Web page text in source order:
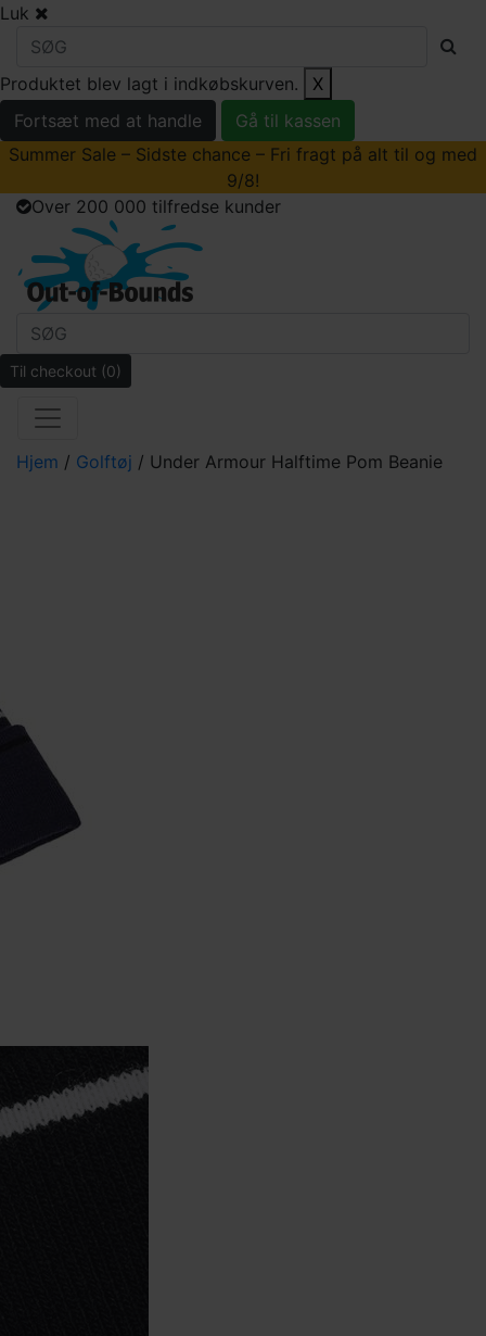
Luk
Produktet blev lagt i indkøbskurven.
X
Fortsæt med at handle
Gå til kassen
Summer Sale – Sidste chance – Fri fragt på alt til og med
9/8!
Over 200 000 tilfredse kunder
Til checkout (0)
Hjem / Golftøj / Under Armour Halftime Pom Beanie